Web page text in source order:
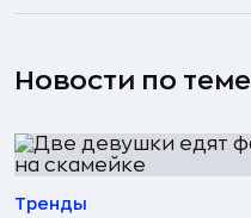
Новости по теме
Тренды